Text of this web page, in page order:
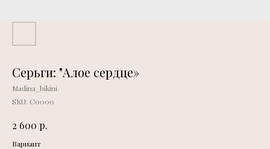
Серьги: "Алое сердце»
Madina_bikini
SKU: С0000
2 600 р.
Вариант